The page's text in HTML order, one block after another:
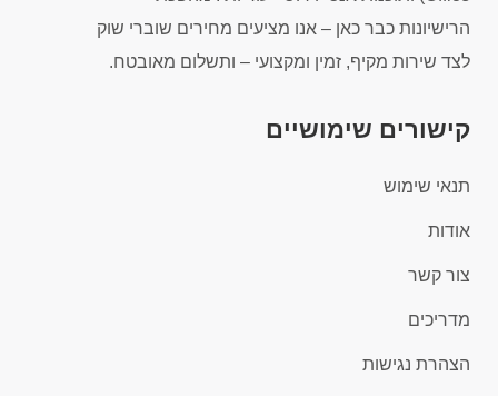
הרישיונות כבר כאן – אנו מציעים מחירים שוברי שוק
לצד שירות מקיף, זמין ומקצועי – ותשלום מאובטח.
קישורים שימושיים
תנאי שימוש
אודות
צור קשר
מדריכים
הצהרת נגישות